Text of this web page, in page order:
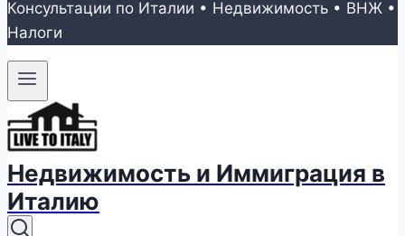
Консультации по Италии • Недвижимость • ВНЖ •
Налоги
Недвижимость и Иммиграция в
Италию